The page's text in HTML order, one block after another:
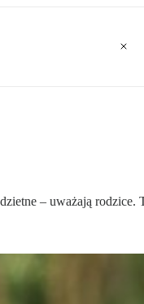
– uważają rodzice.